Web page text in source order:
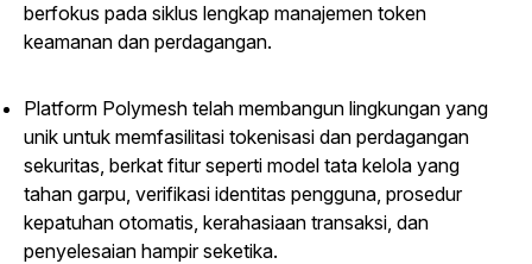
berfokus pada siklus lengkap manajemen token
keamanan dan perdagangan.
Platform Polymesh telah membangun lingkungan yang
unik untuk memfasilitasi tokenisasi dan perdagangan
sekuritas, berkat fitur seperti model tata kelola yang
tahan garpu, verifikasi identitas pengguna, prosedur
kepatuhan otomatis, kerahasiaan transaksi, dan
penyelesaian hampir seketika.